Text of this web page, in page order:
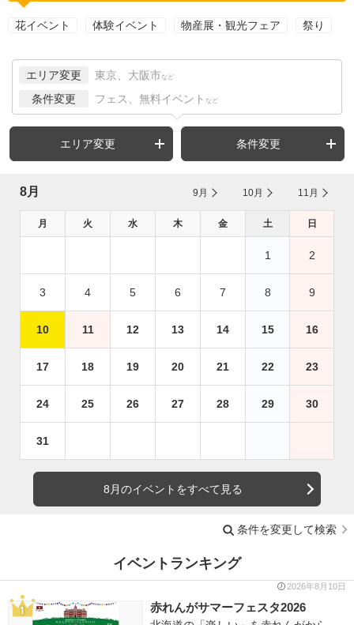
花イベント 体験イベント 物産展・観光フェア 祭り
エリア変更 東京、大阪市 など
条件変更 フェス、無料イベント など
エリア変更 条件変更
8月 9月 10月 11月
月 火 水 木 金 土 日
1 2
3 4 5 6 7 8 9
10 11 12 13 14 15 16
17 18 19 20 21 22 23
24 25 26 27 28 29 30
31
8月のイベントをすべて見る
条件を変更して検索
イベントランキング
2026年8月10日
赤れんがサマーフェスタ2026